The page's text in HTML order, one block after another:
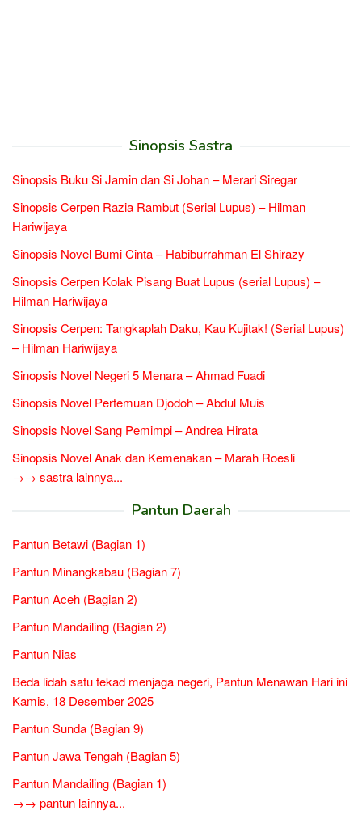
Sinopsis Sastra
Sinopsis Buku Si Jamin dan Si Johan – Merari Siregar
Sinopsis Cerpen Razia Rambut (Serial Lupus) – Hilman
Hariwijaya
Sinopsis Novel Bumi Cinta – Habiburrahman El Shirazy
Sinopsis Cerpen Kolak Pisang Buat Lupus (serial Lupus) –
Hilman Hariwijaya
Sinopsis Cerpen: Tangkaplah Daku, Kau Kujitak! (Serial Lupus)
– Hilman Hariwijaya
Sinopsis Novel Negeri 5 Menara – Ahmad Fuadi
Sinopsis Novel Pertemuan Djodoh – Abdul Muis
Sinopsis Novel Sang Pemimpi – Andrea Hirata
Sinopsis Novel Anak dan Kemenakan – Marah Roesli
→→ sastra lainnya...
Pantun Daerah
Pantun Betawi (Bagian 1)
Pantun Minangkabau (Bagian 7)
Pantun Aceh (Bagian 2)
Pantun Mandailing (Bagian 2)
Pantun Nias
Beda lidah satu tekad menjaga negeri, Pantun Menawan Hari ini
Kamis, 18 Desember 2025
Pantun Sunda (Bagian 9)
Pantun Jawa Tengah (Bagian 5)
Pantun Mandailing (Bagian 1)
→→ pantun lainnya...